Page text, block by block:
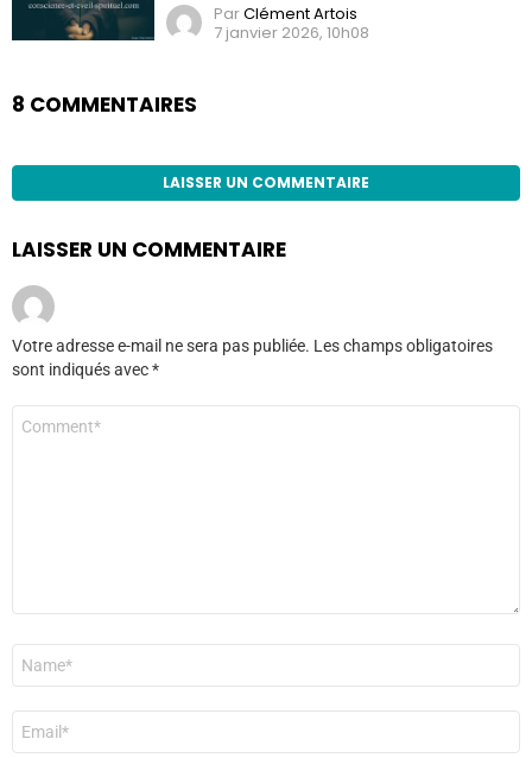
ParClément Artois
7 janvier 2026, 10h08
8 COMMENTAIRES
LAISSER UN COMMENTAIRE
LAISSER UN COMMENTAIRE
Votre adresse e-mail ne sera pas publiée. Les champs obligatoires
sont indiqués avec*
mail